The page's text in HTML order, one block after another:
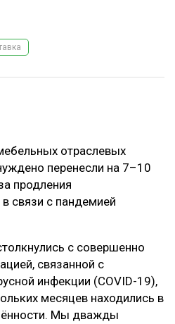
ПЛИТ
отраслевых
перенесли на 7–10
продления
связи с пандемией
с совершенно
связанной с
инфекции (COVID-19),
месяцев находились в
Мы дважды